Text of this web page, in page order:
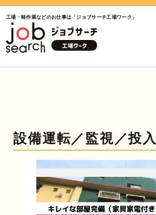
工場・軽作業などのお仕事は「ジョブサーチ工場ワーク」
設備運転／監視／投入